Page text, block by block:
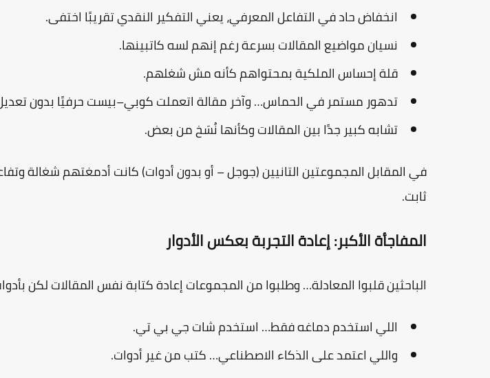
انخفاض حاد فيالتفاعل المعرفي، يعني التفكير النقدي تقريبًا اختفى.
نسيان مواضيع المقالات بسرعة رغم إنهم لسه كاتبينها.
قلة إحساس الملكية بمحتواهم كأنه مش شغلهم.
تدهور مستمر في الحماس… وآخر مقالة اتعملت كوبي–بيست حرفيًا بدون
تشابه كبير جدًا بين المقالات وكأنها نُسَخ من بعض.
في المقابل المجموعتين التانيين (جوجل – أو بدون أدوات) كانت أدمغتهم شغالة
ثابت.
المفاجأة الأكبر: إعادة التجربة بعكس الأدوار
الباحثين قلبوا المعادلة… وطلبوا من المجموعات إعادة كتابة نفس المقالات لكن
اللي استخدم دماغه فقط… استخدم شات جي بي تي.
واللي اعتمد على الذكاء الاصطناعي… كتب من غير أدوات.